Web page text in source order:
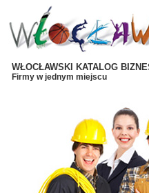
WŁOCŁAWSKI KATALOG
Firmy w jednym miejscu